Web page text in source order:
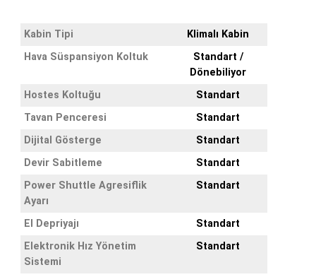
Kabin Tipi
Klimalı Kabin
Hava Süspansiyon Koltuk
Standart /
Dönebiliyor
Hostes Koltuğu
Standart
Tavan Penceresi
Standart
Dijital Gösterge
Standart
Devir Sabitleme
Standart
Power Shuttle Agresiflik
Ayarı
Standart
El Depriyajı
Standart
Elektronik Hız Yönetim
Sistemi
Standart